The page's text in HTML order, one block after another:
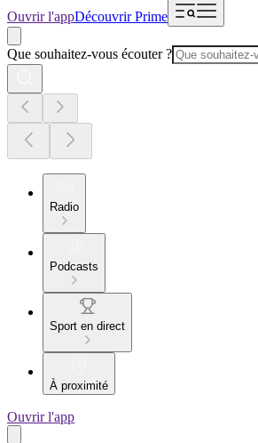
Ouvrir l'appDécouvrir Prime
Que souhaitez-vous écouter ?
Radio
Podcasts
Sport en direct
À proximité
Ouvrir l'app